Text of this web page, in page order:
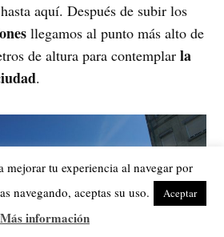
aquí. Después de subir los
llegamos al punto más alto de
de altura para contemplarla
.
mejorar tu experiencia al navegar por
navegando, aceptas su uso.
Aceptar
Más información